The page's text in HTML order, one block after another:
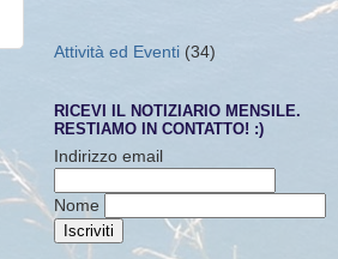
Attività ed Eventi (34)
RICEVI IL NOTIZIARIO MENSILE.
RESTIAMO IN CONTATTO! :)
Indirizzo email
Nome